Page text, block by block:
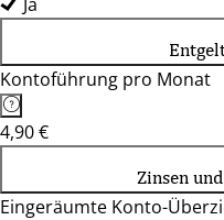
Kontoführung pro Monat
4,90 €
Zinsen
Eingeräumte Konto-